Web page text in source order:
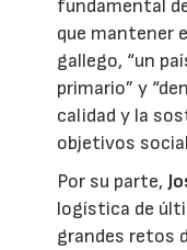
fundamental
que mantener
gallego, “un
primario” y
calidad y la
objetivos
Por su parte,
logística de
grandes retos